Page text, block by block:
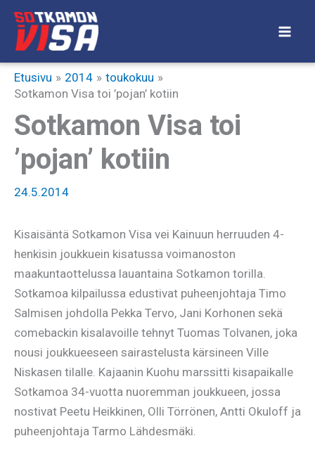
Siirry
sisältöön
Etusivu 2014
toukokuu
Sotkamon Visa toi ’pojan’ kotiin
Sotkamon Visa toi
’pojan’ kotiin
24.5.2014
Kisaisäntä Sotkamon Visa vei Kainuun herruuden 4-
henkisin joukkuein kisatussa voimanoston
maakuntaottelussa lauantaina Sotkamon torilla.
Sotkamoa kilpailussa edustivat puheenjohtaja Timo
Salmisen johdolla Pekka Tervo, Jani Korhonen sekä
comebackin kisalavoille tehnyt Tuomas Tolvanen, joka
nousi joukkueeseen sairastelusta kärsineen Ville
Niskasen tilalle. Kajaanin Kuohu marssitti kisapaikalle
Sotkamoa 34-vuotta nuoremman joukkueen, jossa
nostivat Peetu Heikkinen, Olli Törrönen, Antti Okuloff ja
puheenjohtaja Tarmo Lähdesmäki.